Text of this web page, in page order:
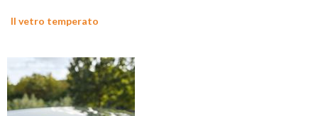
Il vetro temperato